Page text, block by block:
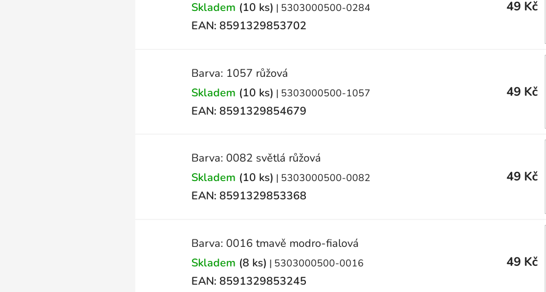
Skladem (10 ks) | 5303000500-0284
EAN: 8591329853702
49 Kč
Barva: 1057 růžová
Skladem (10 ks) | 5303000500-1057
EAN: 8591329854679
49 Kč
Barva: 0082 světlá růžová
Skladem (10 ks) | 5303000500-0082
EAN: 8591329853368
49 Kč
Barva: 0016 tmavě modro-fialová
Skladem (8 ks) | 5303000500-0016
EAN: 8591329853245
49 Kč